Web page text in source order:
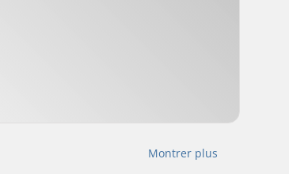
Montrer plus